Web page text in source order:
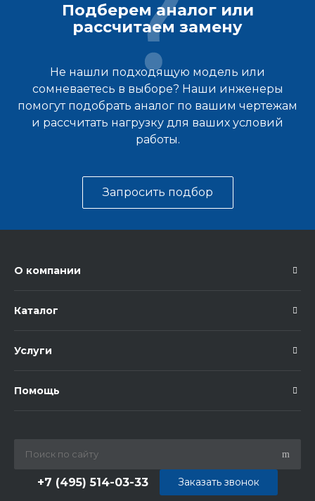
Подберем аналог или
рассчитаем замену
Не нашли подходящую модель или
сомневаетесь в выборе? Наши инженеры
помогут подобрать аналог по вашим чертежам
и рассчитать нагрузку для ваших условий
работы.
Запросить подбор
О компании
Каталог
Услуги
Помощь
+7 (495) 514-03-33 Заказать звонок